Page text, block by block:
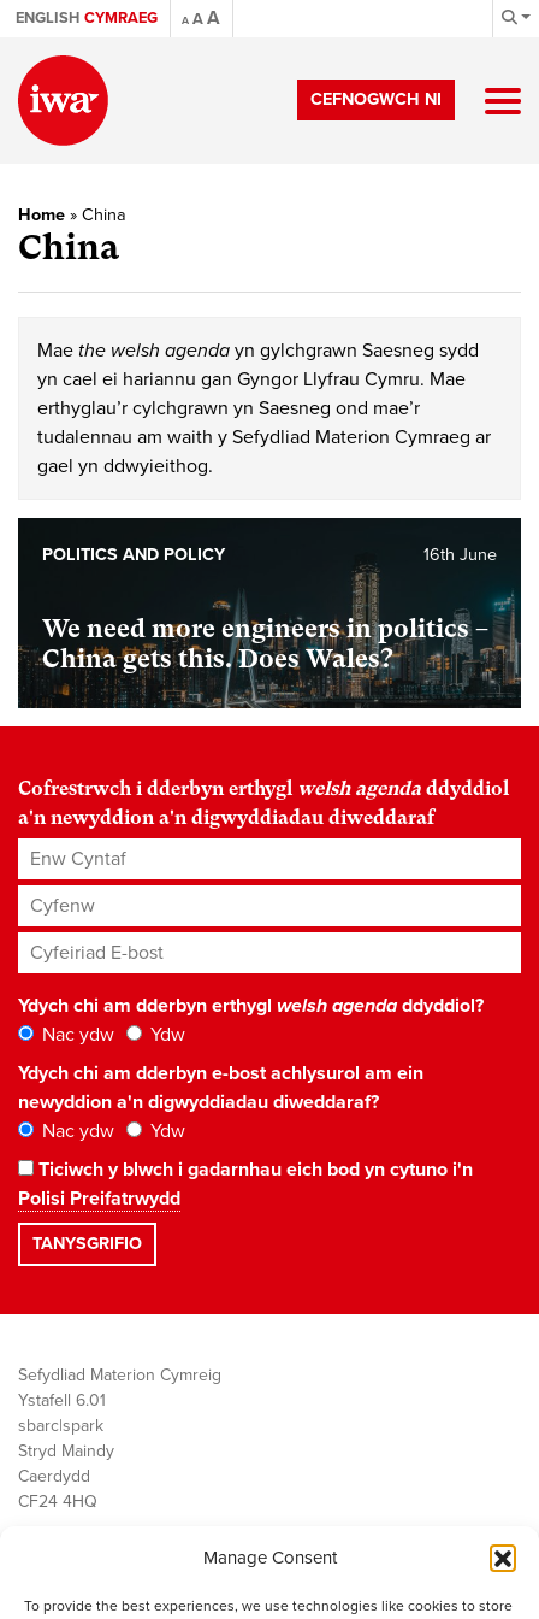
Manage Consent
To provide the best experiences, we use technologies like cookies to store
ENGLISH CYMRAEG A AA
CEFNOGWCH NI
Home » China
China
Mae the welsh agenda yn gylchgrawn Saesneg sydd
yn cael ei hariannu gan Gyngor Llyfrau Cymru. Mae
erthyglau’r cylchgrawn yn Saesneg ond mae’r
tudalennau am waith y Sefydliad Materion Cymraeg ar
gael yn ddwyieithog.
We need more engineers in politics –
China gets this. Does Wales?
16th June
POLITICS AND POLICY
Cofrestrwch i dderbyn erthygl welsh agenda ddyddiol
a'n newyddion a'n digwyddiadau diweddaraf
Enw Cyntaf
Cyfenw
Cyfeiriad E-bost*
Ydych chi am dderbyn erthygl welsh agendaddyddiol?
Nac ydw
Ydw
Ydych chi am dderbyn e-bost achlysurol am ein
newyddion a'n digwyddiadau diweddaraf?
Nac ydw
Ydw
Ticiwch y blwch i gadarnhau eich bod yn cytuno i'n
Polisi Preifatrwydd
Sefydliad Materion Cymreig
Ystafell 6.01
sbarc|spark
Stryd Maindy
Caerdydd
CF24 4HQ
Public Services